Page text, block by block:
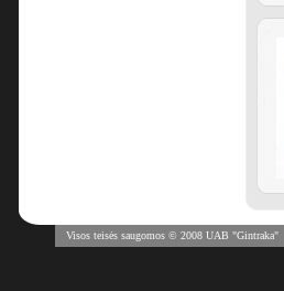
Visos teisės saugomos © 2008 UAB "Gintraka"